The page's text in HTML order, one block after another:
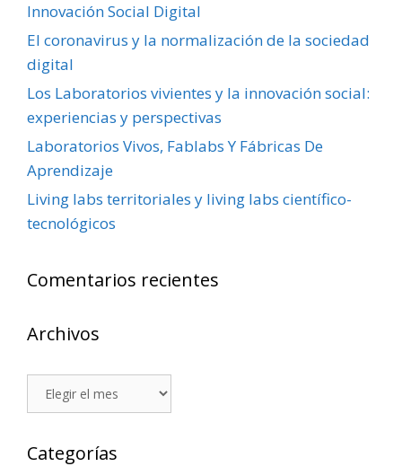
Innovación Social Digital
El coronavirus y la normalización de la sociedad
digital
Los Laboratorios vivientes y la innovación social:
experiencias y perspectivas
Laboratorios Vivos, Fablabs Y Fábricas De
Aprendizaje
Living labs territoriales y living labs científico-
tecnológicos
Comentarios recientes
Archivos
Archivos
Categorías